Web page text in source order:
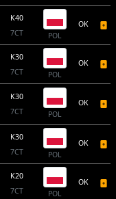
K40
7CT
POL
OK
K30
7CT
POL
OK
K30
7CT
POL
OK
K30
7CT
POL
OK
K20
7CT
POL
OK